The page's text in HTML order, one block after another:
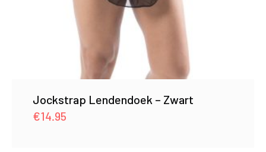
Jockstrap Lendendoek – Zwart
€14.95